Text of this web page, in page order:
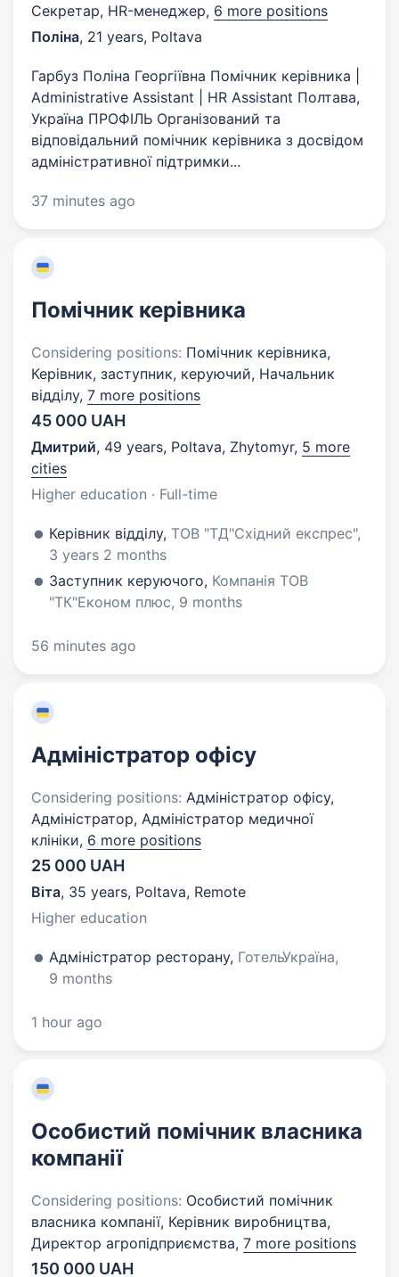
Секретар, HR-менеджер, 6 more positions
Поліна, 21 years, Poltava
Гарбуз Поліна Георгіївна Помічник керівника |
Administrative Assistant | HR Assistant Полтава,
Україна ПРОФІЛЬ Організований та
відповідальний помічник керівника з досвідом
адміністративної підтримки...
37 minutes ago
Помічник керівника
Considering positions: Помічник керівника,
Керівник, заступник, керуючий, Начальник
відділу, 7 more positions
45 000 UAH
Дмитрий, 49 years, Poltava, Zhytomyr, 5 more
cities
Higher education · Full-time
Керівник відділу, ТОВ "ТД"Східний експрес",
3 years 2 months
Заступник керуючого, Компанія ТОВ
"ТК"Економ плюс, 9 months
56 minutes ago
Адміністратор офісу
Considering positions: Адміністратор офісу,
Адміністратор, Адміністратор медичної
клініки, 6 more positions
25 000 UAH
Віта, 35 years, Poltava, Remote
Higher education
Адміністратор ресторану, ГотельУкраїна,
9 months
1 hour ago
Особистий помічник власника
компанії
Considering positions: Особистий помічник
власника компанії, Керівник виробництва,
Директор агропідприємства, 7 more positions
150 000 UAH